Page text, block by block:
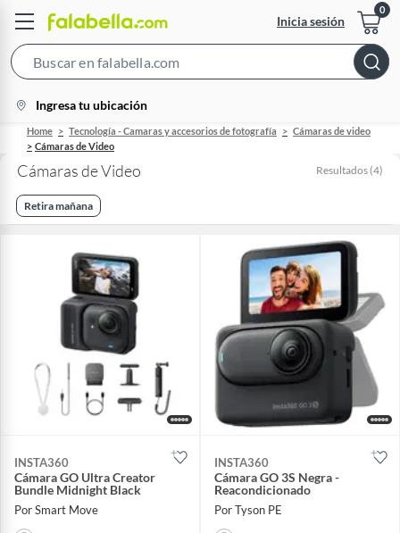
Inicia sesión
Bar
location-
icon
Ingresa tu ubicación
Home Tecnología - Camaras y accesorios de fotografía
Cámaras de video
Cámaras de Video
Cámaras de Video Resultados (4)
Retira mañana
INSTA360
Cámara GO Ultra Creator
Bundle Midnight Black
Por Smart Move
INSTA360
Cámara GO 3S Negra -
Reacondicionado
Por Tyson PE